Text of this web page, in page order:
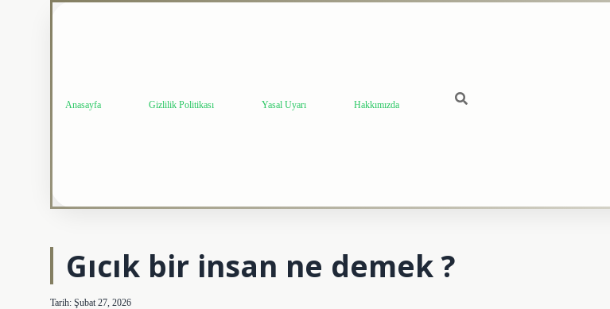
Anasayfa Gizlilik Politikası Yasal Uyarı Hakkımızda
Gıcık bir insan ne demek ?
Tarih: Şubat 27, 2026